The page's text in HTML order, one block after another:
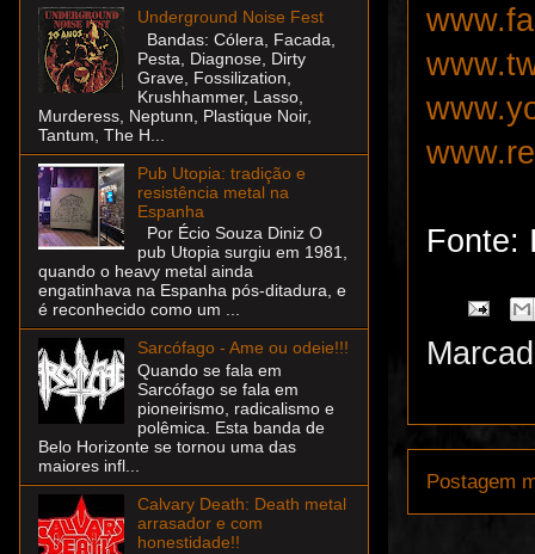
Fonte:
Postagem
Underground Noise Fest
Bandas: Cólera, Facada,
Pesta, Diagnose, Dirty
Grave, Fossilization,
Krushhammer, Lasso,
Murderess, Neptunn, Plastique Noir,
Tantum, The H...
Pub Utopia: tradição e
resistência metal na
Espanha
Por Écio Souza Diniz O
pub Utopia surgiu em 1981,
quando o heavy metal ainda
engatinhava na Espanha pós-ditadura, e
é reconhecido como um ...
Sarcófago - Ame ou odeie!!!
Quando se fala em
Sarcófago se fala em
pioneirismo, radicalismo e
polêmica. Esta banda de
Belo Horizonte se tornou uma das
maiores infl...
Calvary Death: Death metal
arrasador e com
honestidade!!